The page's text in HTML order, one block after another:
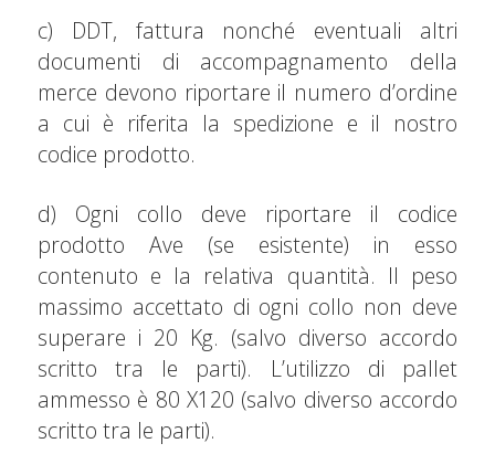
c) DDT, fattura nonché eventuali altri
documenti di accompagnamento della
merce devono riportare il numero d’ordine
a cui è riferita la spedizione e il nostro
codice prodotto.
d) Ogni collo deve riportare il codice
prodotto Ave (se esistente) in esso
contenuto e la relativa quantità. Il peso
massimo accettato di ogni collo non deve
superare i 20 Kg. (salvo diverso accordo
scritto tra le parti). L’utilizzo di pallet
ammesso è 80 X120 (salvo diverso accordo
scritto tra le parti).